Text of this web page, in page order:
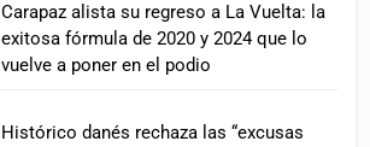
Carapaz alista su regreso a La Vuelta: la
exitosa fórmula de 2020 y 2024 que lo
vuelve a poner en el podio
Histórico danés rechaza las “excusas